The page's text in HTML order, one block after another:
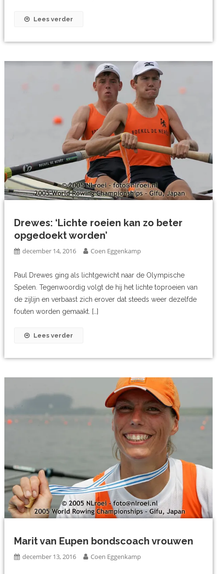
Lees verder
Drewes: ‘Lichte roeien kan zo beter
opgedoekt worden’
december 14, 2016 Coen Eggenkamp
Paul Drewes ging als lichtgewicht naar de Olympische
Spelen. Tegenwoordig volgt de hij het lichte toproeien van
de zijlijn en verbaast zich erover dat steeds weer dezelfde
fouten worden gemaakt. […]
Lees verder
Marit van Eupen bondscoach vrouwen
december 13, 2016 Coen Eggenkamp